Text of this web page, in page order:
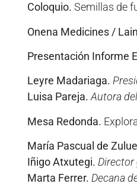
Coloquio.Semillas de
Onena Medicines /
Presentación Informe
Leyre Madariaga.
Luisa Pareja.Autora
Mesa Redonda.
María Pascual de
Iñigo Atxutegi.Director
Marta Ferrer.Decana